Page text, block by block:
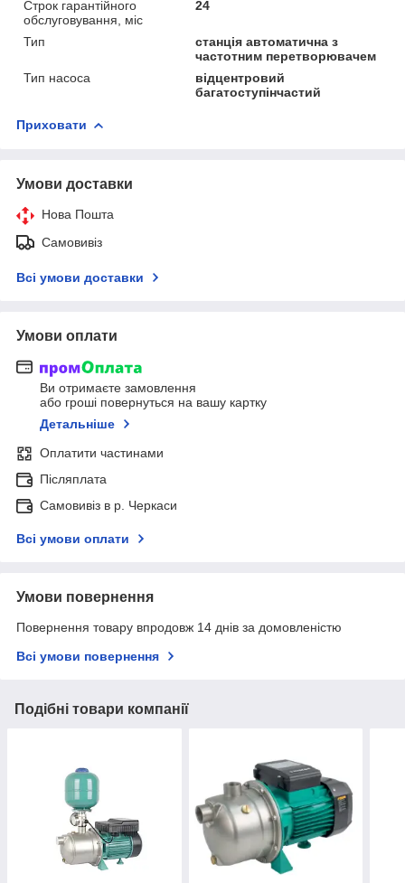
Строк гарантійного
обслуговування, міс
24
Тип
станція автоматична з
частотним перетворювачем
Тип насоса
відцентровий
багатоступінчастий
Приховати
Умови доставки
Нова Пошта
Самовивіз
Всі умови доставки
Умови оплати
Ви отримаєте замовлення
або гроші повернуться на вашу картку
Детальніше
Оплатити частинами
Післяплата
Самовивіз в р. Черкаси
Всі умови оплати
Умови повернення
Повернення товару впродовж 14 днів за домовленістю
Всі умови повернення
Подібні товари компанії